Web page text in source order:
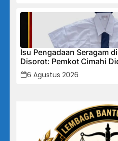
Isu Pengadaan Seragam
Disorot: Pemkot Cimahi
Lakukan Pembinaan dan
Secara Menyeluruh
6 Agustus 2026